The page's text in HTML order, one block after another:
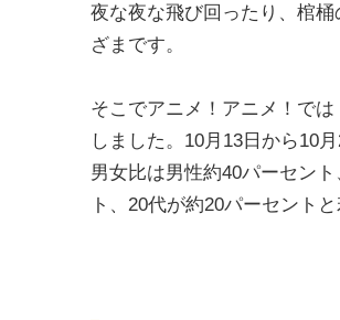
夜な夜な飛び回ったり、棺
ざまです。
そこでアニメ！アニメ！では
しました。10月13日から10
男女比は男性約40パーセン
ト、20代が約20パーセント